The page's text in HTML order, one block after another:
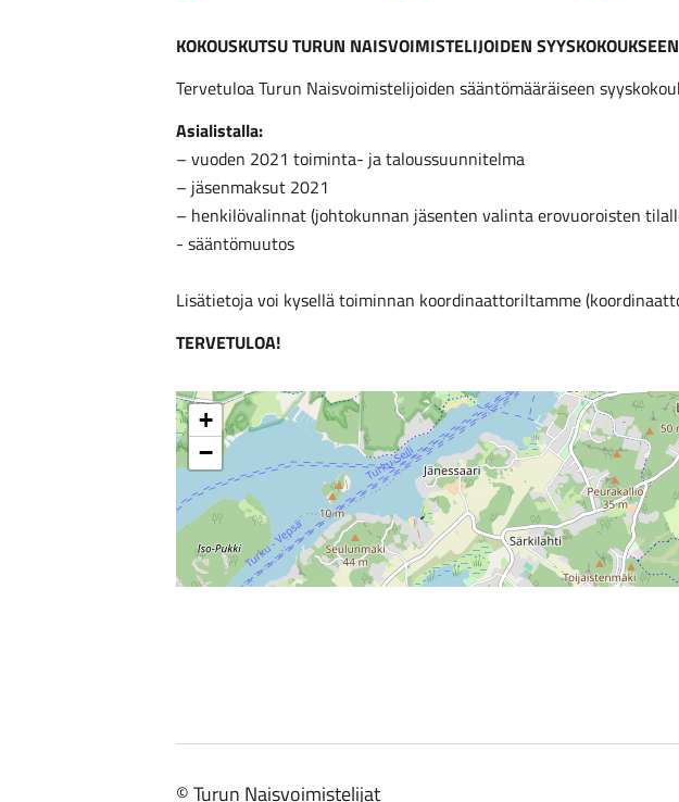
KOKOUSKUTSU TURUN NAISVOIMISTELIJOIDEN SYYSKOKOUKSEEN
Tervetuloa Turun Naisvoimistelijoiden sääntömääräiseen
Asialistalla:
– vuoden 2021 toiminta- ja taloussuunnitelma
– jäsenmaksut 2021
– henkilövalinnat (johtokunnan jäsenten valinta erovuoroisten
- sääntömuutos
Lisätietoja voi kysellä toiminnan koordinaattoriltamme
TERVETULOA!
+
−
©Turun Naisvoimistelijat